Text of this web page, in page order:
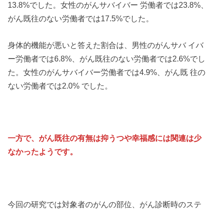
13.8%でした。女性のがんサバイバー 労働者では23.8%、
がん既往のない労働者では17.5%でした。
身体的機能が悪いと答えた割合は、男性のがんサバ イバ
ー労働者では6.8%、がん既往のない労働者では2.6%でし
た。女性のがんサバイバー労働者では4.9%、がん既 往の
ない労働者では2.0% でした。
一方で、がん既往の有無は抑うつや幸福感には関連は少
なかったようです。
今回の研究では対象者のがんの部位、がん診断時のステ